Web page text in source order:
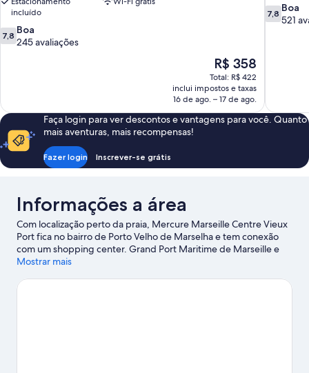
incluído
7.8
de
7,8 Boa
245 avaliações
O
preço
é
de
R$ 358
R$ 358
Total: R$ 422
inclui impostos e taxas
16 de ago. – 17 de ago.
7.8
de
7,8 Boa
521
Faça login para ver descontos e vantagens para você. Quanto
mais aventuras, mais recompensas!
Fazer login Inscrever-se grátis
Informações a área
Com localização perto da praia, Mercure Marseille Centre Vieux
Port fica no bairro de Porto Velho de Marselha e tem conexão
com um shopping center. Grand Port Maritime de Marseille e
Marseille Provence Cruise Terminal são atrações ideais para
região, explore lugares como Praia de Prado e Parc National des
Mostrar mais